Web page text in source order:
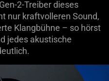
2-Treiber dieses
nur kraftvolleren Sound,
Klangbühne – so hörst
jedes akustische